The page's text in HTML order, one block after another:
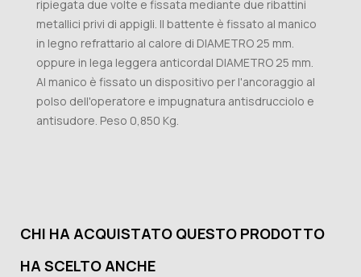
ripiegata due volte e fissata mediante due ribattini
metallici privi di appigli. Il battente è fissato al manico
in legno refrattario al calore di DIAMETRO 25 mm.
oppure in lega leggera anticordal DIAMETRO 25 mm.
Al manico è fissato un dispositivo per l'ancoraggio al
polso dell'operatore e impugnatura antisdrucciolo e
antisudore. Peso 0,850 Kg.
CHI HA ACQUISTATO QUESTO PRODOTTO
HA SCELTO ANCHE